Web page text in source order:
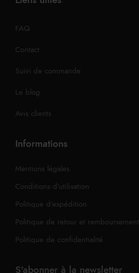
FAQ
Contact
Suivi de commande
Le blog
Avis clients
Informations
Mentions légales
Conditions d’utilisation
Politique d’expédition
Politique de retour et remboursement
Politique de confidentialité
S'abonner à la newsletter